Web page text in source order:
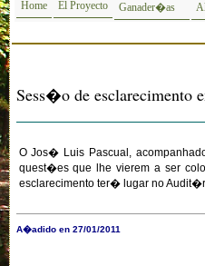
Home El Proyecto Ganader�as
Sess�o de esclarecimento
O Jos� Luis Pascual,
quest�es que lhe vierem a ser
esclarecimento ter� lugar no
A�adido en 27/01/2011